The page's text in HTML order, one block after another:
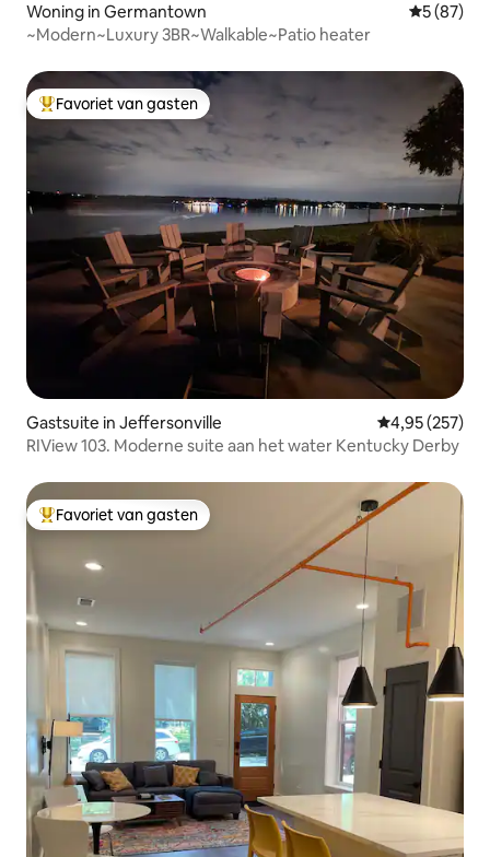
Woning in Germantown
5 (87)
~Modern~Luxury 3BR~Walkable~Patio heater
Topfavoriet van gasten
Favoriet van gasten
Gastsuite in Jeffersonville Gemiddelde
4,95 (257)
RIView 103. Moderne suite aan het water Kentucky Derby
Topfavoriet van gasten
Favoriet van gasten